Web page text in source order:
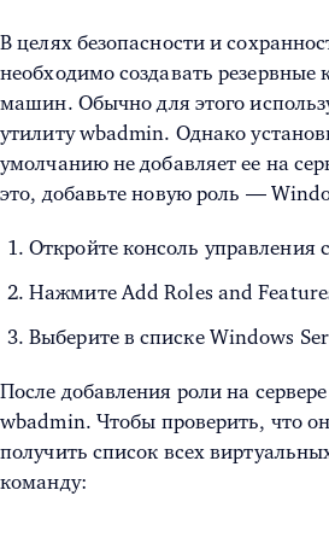
В целях безопасности и
необходимо создавать резервные
машин. Обычно для этого
утилиту wbadmin. Однако
умолчанию не добавляет ее на
это, добавьте новую роль —
Откройте консоль управления
Нажмите Add Roles and
Выберите в списке Windows
После добавления роли на
wbadmin. Чтобы проверить, что
получить список всех
команду: